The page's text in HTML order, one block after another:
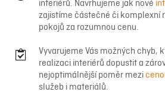
interiérů. Navrhujeme jak nové
zajistíme částečné či
pokojů za rozumnou cenu.
Vyvarujeme Vás možných
realizaci interiérů dopustit a
nejoptimálnější poměr mezi
služeb i materiálů.